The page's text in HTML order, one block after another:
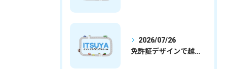
2026/07/26
免許証デザインで越谷市愛を表現する埼玉県さいたま市越谷市の免許取得完全ガイド